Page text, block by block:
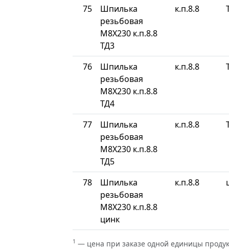
75
Шпилька
резьбовая
М8Х230 к.п.8.8
ТД3
к.п.8.8
76
Шпилька
резьбовая
М8Х230 к.п.8.8
ТД4
к.п.8.8
77
Шпилька
резьбовая
М8Х230 к.п.8.8
ТД5
к.п.8.8
78
Шпилька
резьбовая
М8Х230 к.п.8.8
цинк
к.п.8.8
1 — цена при заказе одной единицы